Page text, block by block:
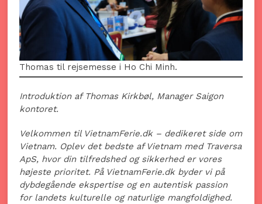
Thomas til rejsemesse i Ho Chi Minh.
Introduktion afThomas Kirkbøl, Manager Saigon
kontoret.
Velkommen til VietnamFerie.dk – dedikeret side om
Vietnam. Oplev det bedste af Vietnam med Traversa
ApS, hvor din tilfredshed og sikkerhed er vores
højeste prioritet. På VietnamFerie.dk byder vi på
dybdegående ekspertise og en autentisk passion
for landets kulturelle og naturlige mangfoldighed.